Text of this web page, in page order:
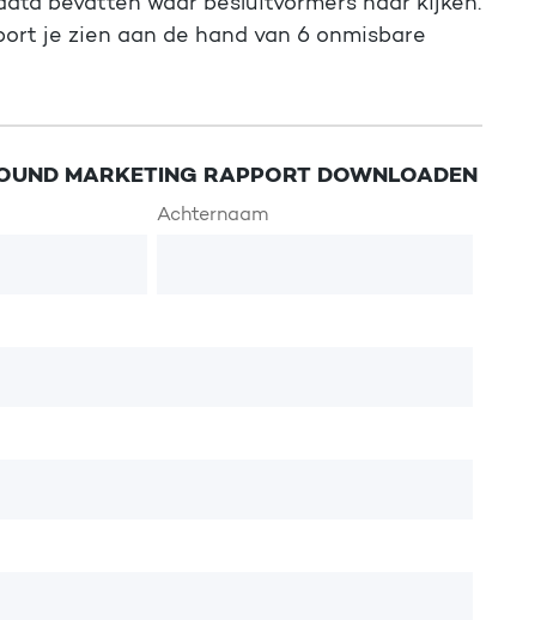
bevatten waar besluitvormers naar kijken.
je zien aan de hand van 6 onmisbare
MARKETING RAPPORT DOWNLOADEN
Achternaam